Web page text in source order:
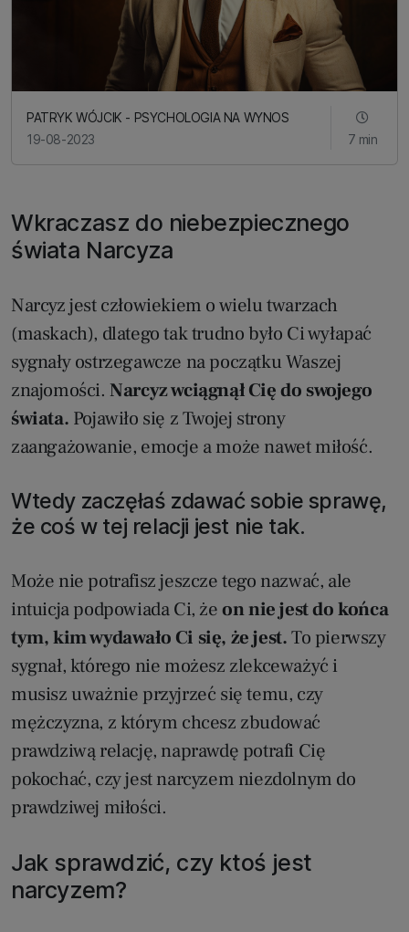
PATRYK WÓJCIK - PSYCHOLOGIA NA WYNOS
19-08-2023
7 min
Wkraczasz do niebezpiecznego
świata Narcyza
Narcyz jest człowiekiem o wielu twarzach
(maskach), dlatego tak trudno było Ci wyłapać
sygnały ostrzegawcze na początku Waszej
znajomości.Narcyz wciągnął Cię do swojego
świata. Pojawiło się z Twojej strony
zaangażowanie, emocje a może nawet miłość.
Wtedy zaczęłaś zdawać sobie sprawę,
że coś w tej relacji jest nie tak.
Może nie potrafisz jeszcze tego nazwać, ale
intuicja podpowiada Ci, żeon nie jest do końca
tym, kim wydawało Ci się, że jest.To pierwszy
sygnał, którego nie możesz zlekceważyć i
musisz uważnie przyjrzeć się temu, czy
mężczyzna, z którym chcesz zbudować
prawdziwą relację, naprawdę potrafi Cię
pokochać, czy jest narcyzem niezdolnym do
prawdziwej miłości.
Jak sprawdzić, czy ktoś jest
narcyzem?